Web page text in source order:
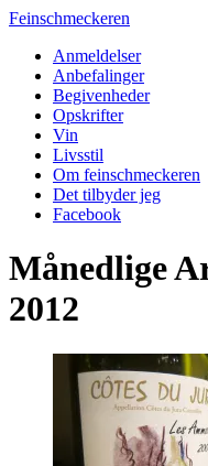
Feinschmeckeren
Anmeldelser
Anbefalinger
Begivenheder
Opskrifter
Vin
Livsstil
Om feinschmeckeren
Det tilbyder jeg
Facebook
Månedlige
2012